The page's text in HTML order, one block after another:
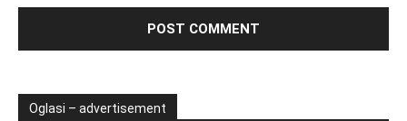
Oglasi – advertisement